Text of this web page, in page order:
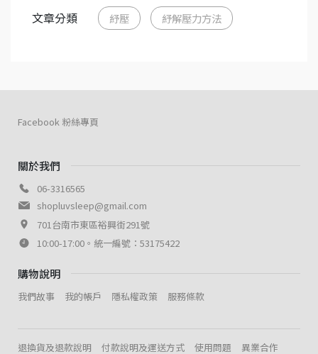
文章分類 紓壓 紓解壓力方法
關於我們
06-3316565
shopluvsleep@gmail.com
701台南市東區裕興街291號
10:00-17:00。統一編號：53175422
購物說明
我們故事 我的帳戶 隱私權政策 服務條款
退換貨及退款說明 付款說明及運送方式 使用問題 異業合作
Facebook 粉絲專頁